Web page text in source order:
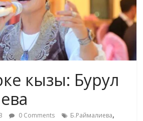
кызы: Бурул
0 Comments Б.Раймалиева,